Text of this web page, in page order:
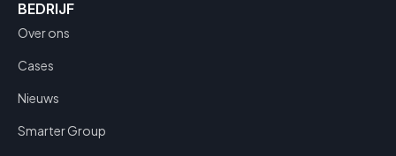
BEDRIJF
Over ons
Cases
Nieuws
Smarter Group